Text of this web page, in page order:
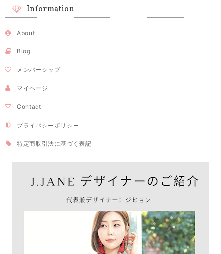
Information
About
Blog
メンバーシップ
マイページ
Contact
プライバシーポリシー
特定商取引法に基づく表記